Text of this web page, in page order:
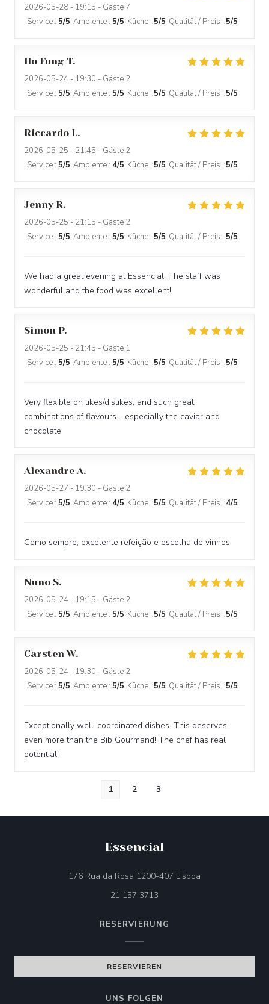
2026-05-28 - 19:15 - Gäste 7
Service : 5/5 Ambiente : 5/5 Küche : 5/5 Qualität / Preis : 5/5
Ho Fung T
2026-05-24 - 19:30 - Gäste 2
Service : 5/5 Ambiente : 5/5 Küche : 5/5 Qualität / Preis : 5/5
Riccardo L
2026-05-25 - 21:45 - Gäste 2
Service : 5/5 Ambiente : 4/5 Küche : 5/5 Qualität / Preis : 5/5
Jenny R
2026-05-25 - 21:15 - Gäste 2
Service : 5/5 Ambiente : 5/5 Küche : 5/5 Qualität / Preis : 5/5
We had a great evening at Essencial. The staff was
wonderful and the food was excellent!
Simon P
2026-05-25 - 21:45 - Gäste 1
Service : 5/5 Ambiente : 5/5 Küche : 5/5 Qualität / Preis : 5/5
Very flexible on likes/dislikes, and such great
combinations of flavours - especially the caviar and
chocolate
Alexandre A
2026-05-27 - 19:30 - Gäste 2
Service : 5/5 Ambiente : 4/5 Küche : 5/5 Qualität / Preis : 4/5
Como sempre, excelente refeição e escolha de vinhos
Nuno S
2026-05-24 - 19:15 - Gäste 2
Service : 5/5 Ambiente : 5/5 Küche : 5/5 Qualität / Preis : 5/5
Carsten W
2026-05-24 - 19:30 - Gäste 2
Service : 5/5 Ambiente : 5/5 Küche : 5/5 Qualität / Preis : 5/5
Exceptionally well-coordinated dishes. This deserves
even more than the Bib Gourmand! The chef has real
potential!
1 2 3
Essencial
176 Rua da Rosa 1200-407 Lisboa
21 157 3713
RESERVIERUNG
RESERVIEREN
UNS FOLGEN